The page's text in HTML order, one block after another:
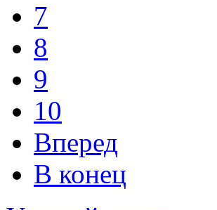
7
8
9
10
Вперед
В конец